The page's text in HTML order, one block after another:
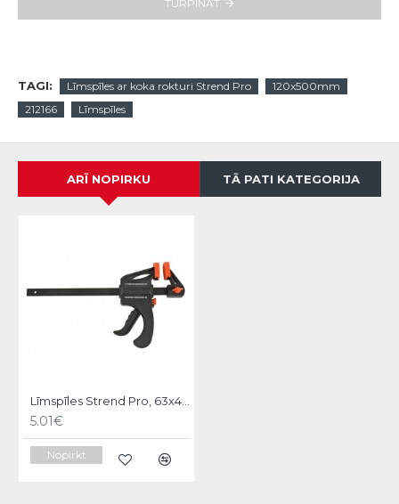
TURPINĀT
TAGI: Līmspīles ar koka rokturi Strend Pro
120x500mm
212166
Līmspīles
ARĪ NOPIRKU TĀ PATI KATEGORIJA
Līmspīles Strend Pro, 63x450mm
5.01€
Nopirkt